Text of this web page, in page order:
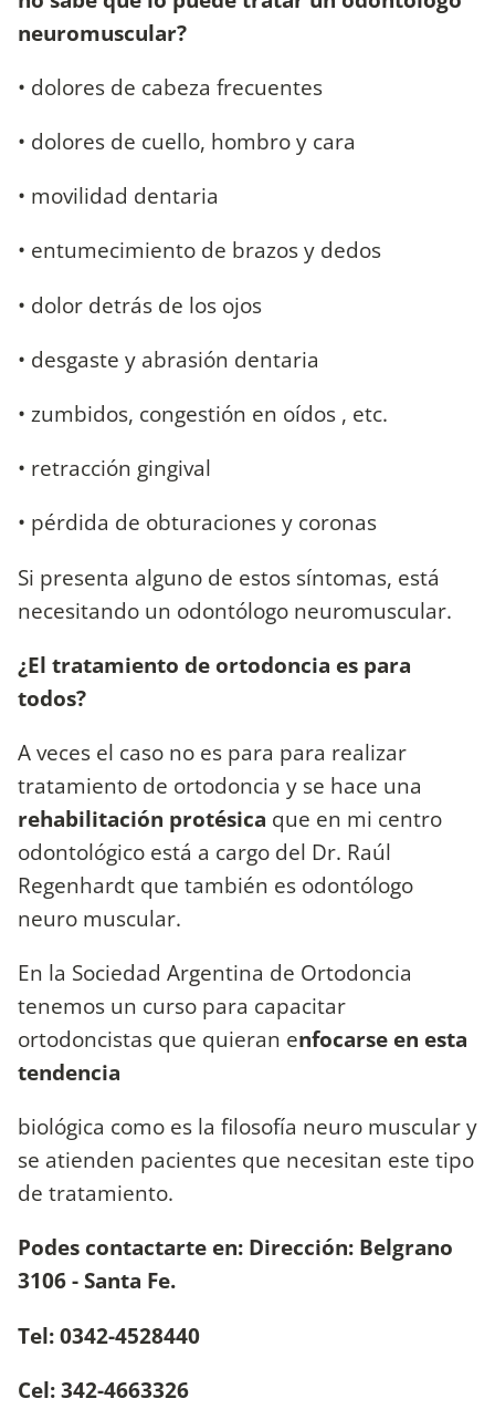
neuromuscular?
• dolores de cabeza frecuentes
• dolores de cuello, hombro y cara
• movilidad dentaria
• entumecimiento de brazos y dedos
• dolor detrás de los ojos
• desgaste y abrasión dentaria
• zumbidos, congestión en oídos , etc.
• retracción gingival
• pérdida de obturaciones y coronas
Si presenta alguno de estos síntomas, está
necesitando un odontólogo neuromuscular.
¿El tratamiento de ortodoncia es para
todos?
A veces el caso no es para para realizar
tratamiento de ortodoncia y se hace una
rehabilitación protésica que en mi centro
odontológico está a cargo del Dr. Raúl
Regenhardt que también es odontólogo
neuro muscular.
En la Sociedad Argentina de Ortodoncia
tenemos un curso para capacitar
ortodoncistas que quieran enfocarse en esta
tendencia
biológica como es la filosofía neuro muscular y
se atienden pacientes que necesitan este tipo
de tratamiento.
Podes contactarte en: Dirección: Belgrano
3106 - Santa Fe.
Tel: 0342-4528440
Cel: 342-4663326